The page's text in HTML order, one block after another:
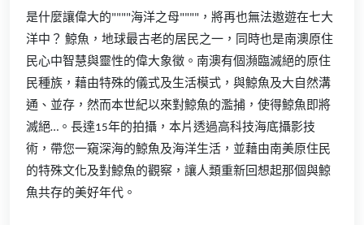
是什麼讓偉大的""""海洋之母""""，將再也無法遨遊在七大
洋中？ 鯨魚，地球最古老的居民之一，同時也是南澳原住
民心中智慧與靈性的偉大象徵。南澳有個瀕臨滅絕的原住
民種族，藉由特殊的儀式及生活模式，與鯨魚及大自然溝
通、並存，然而本世紀以來對鯨魚的濫捕，使得鯨魚即將
滅絕…。長達15年的拍攝，本片透過高科技海底攝影技
術，帶您一窺深海的鯨魚及海洋生活，並藉由南美原住民
的特殊文化及對鯨魚的觀察，讓人類重新回想起那個與鯨
魚共存的美好年代。